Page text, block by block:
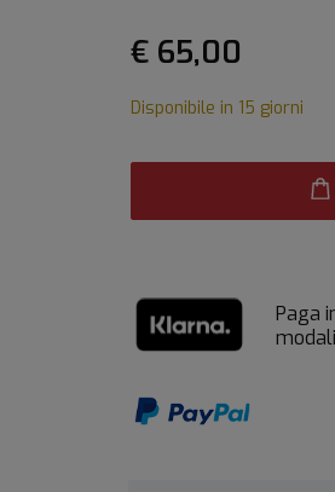
€ 65,00
Disponibile in 15 giorni
Paga